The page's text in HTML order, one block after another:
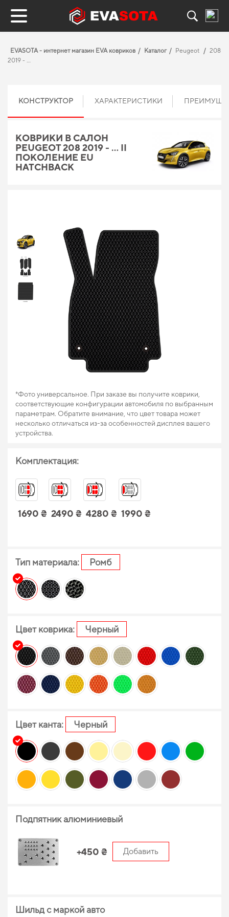
EVASOTA - интернет магазин EVA ковриков Каталог Peugeot
208
2019 - …
КОНСТРУКТОР ХАРАКТЕРИСТИКИ
КОВРИКИ В САЛОН
PEUGEOT 208 2019 - … II
ПОКОЛЕНИЕ EU
HATCHBACK
*Фото универсальное. При заказе вы получите коврики,
соответствующие конфигурации автомобиля по выбранным
параметрам. Обратите внимание, что цвет товара может
несколько отличаться из-за особенностей дисплея вашего
устройства.
Комплектация:
1690 ₴ 2490 ₴ 4280 ₴ 1990 ₴
Тип материала: Ромб
Цвет коврика: Черный
Цвет канта: Черный
Подпятник алюминиевый
+450 ₴ Добавить
Шильд с маркой авто